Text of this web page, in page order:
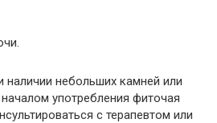
небольших камней или
употребления фиточая
с терапевтом или